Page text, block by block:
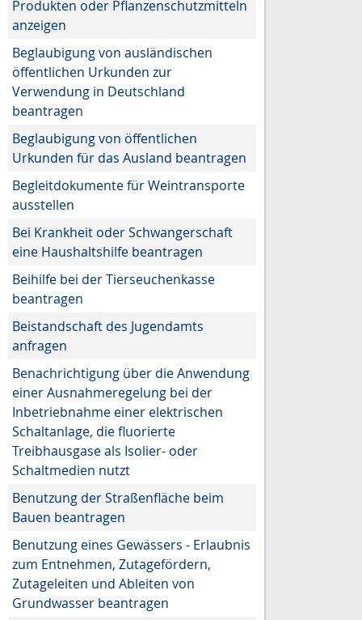
Produkten oder Pflanzenschutzmitteln
anzeigen
Beglaubigung von ausländischen
öffentlichen Urkunden zur
Verwendung in Deutschland
beantragen
Beglaubigung von öffentlichen
Urkunden für das Ausland beantragen
Begleitdokumente für Weintransporte
ausstellen
Bei Krankheit oder Schwangerschaft
eine Haushaltshilfe beantragen
Beihilfe bei der Tierseuchenkasse
beantragen
Beistandschaft des Jugendamts
anfragen
Benachrichtigung über die Anwendung
einer Ausnahmeregelung bei der
Inbetriebnahme einer elektrischen
Schaltanlage, die fluorierte
Treibhausgase als Isolier- oder
Schaltmedien nutzt
Benutzung der Straßenfläche beim
Bauen beantragen
Benutzung eines Gewässers - Erlaubnis
zum Entnehmen, Zutagefördern,
Zutageleiten und Ableiten von
Grundwasser beantragen